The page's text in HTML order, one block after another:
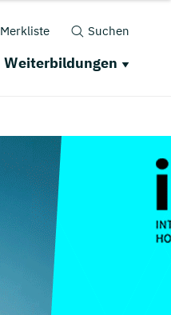
Merkliste Suchen
Weiterbildungen